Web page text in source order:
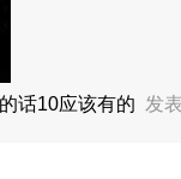
话10应该有的 发